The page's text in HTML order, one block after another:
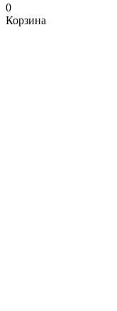
0
Корзина